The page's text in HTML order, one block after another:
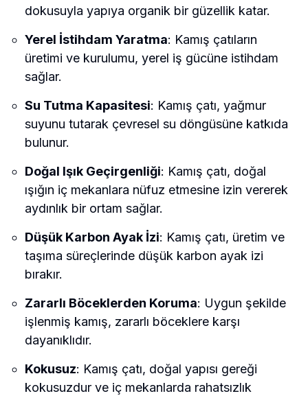
dokusuyla yapıya organik bir güzellik katar.
Yerel İstihdam Yaratma: Kamış çatıların
üretimi ve kurulumu, yerel iş gücüne istihdam
sağlar.
Su Tutma Kapasitesi: Kamış çatı, yağmur
suyunu tutarak çevresel su döngüsüne katkıda
bulunur.
Doğal Işık Geçirgenliği: Kamış çatı, doğal
ışığın iç mekanlara nüfuz etmesine izin vererek
aydınlık bir ortam sağlar.
Düşük Karbon Ayak İzi: Kamış çatı, üretim ve
taşıma süreçlerinde düşük karbon ayak izi
bırakır.
Zararlı Böceklerden Koruma: Uygun şekilde
işlenmiş kamış, zararlı böceklere karşı
dayanıklıdır.
Kokusuz: Kamış çatı, doğal yapısı gereği
kokusuzdur ve iç mekanlarda rahatsızlık